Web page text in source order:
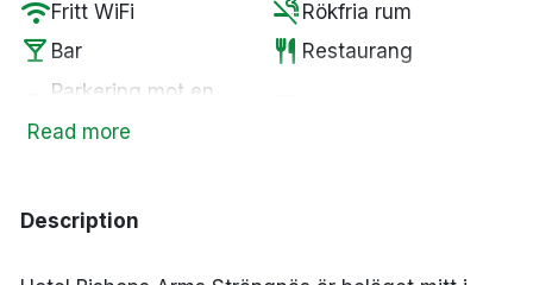
wifiFritt WiFi smoke_free Rökfria rum
local_bar Bar restaurant Restaurang
Parkering mot en
kostnad
Read more
Description